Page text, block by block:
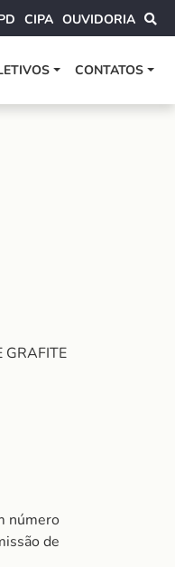
CIPA OUVIDORIA
CONTATOS
número
de